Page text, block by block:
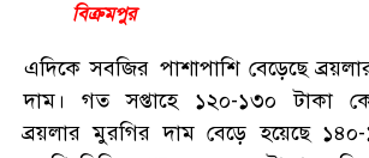
বিক্রমপুর
এদিকে সবজির পাশাপাশি বেড়েছে
দাম। গত সপ্তাহে ১২০-১৩০ টাকা
ব্রয়লার মুরগির দাম বেড়ে হয়েছে